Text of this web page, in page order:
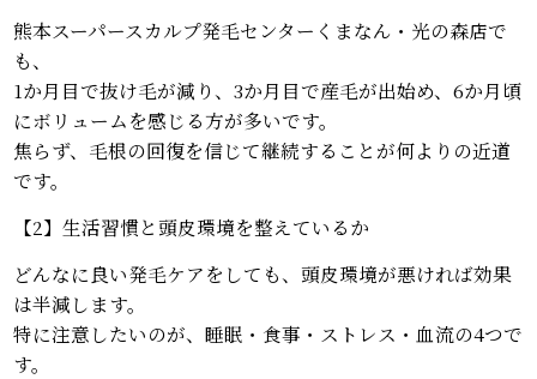
熊本スーパースカルプ発毛センターくまなん・光の森店で
も、
1か月目で抜け毛が減り、3か月目で産毛が出始め、6か月頃
にボリュームを感じる方が多いです。
焦らず、毛根の回復を信じて継続することが何よりの近道
です。
【2】生活習慣と頭皮環境を整えているか
どんなに良い発毛ケアをしても、頭皮環境が悪ければ効果
は半減します。
特に注意したいのが、睡眠・食事・ストレス・血流の4つで
す。